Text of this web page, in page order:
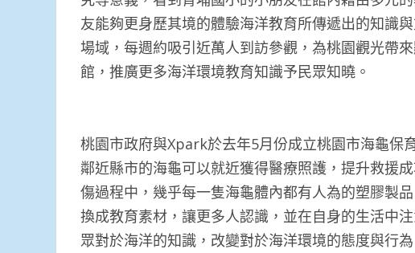
友能夠更身歷其境的體驗海洋教育所傳遞出的知識
場域，每週約吸引近萬人到訪參觀，為桃園觀光帶
館，推廣更多海洋環境教育知識予民眾知曉。
桃園市政府與Xpark於去年5月份成立桃園市海龜保
鄰近縣市的海龜可以就近獲得醫療照護，提升救援
傷過程中，幾乎每一隻海龜體內都有人為的塑膠製
換成教育素材，讓更多人認識，並在自身的生活中
眾對於海洋的知識，改變對於海洋環境的態度與行